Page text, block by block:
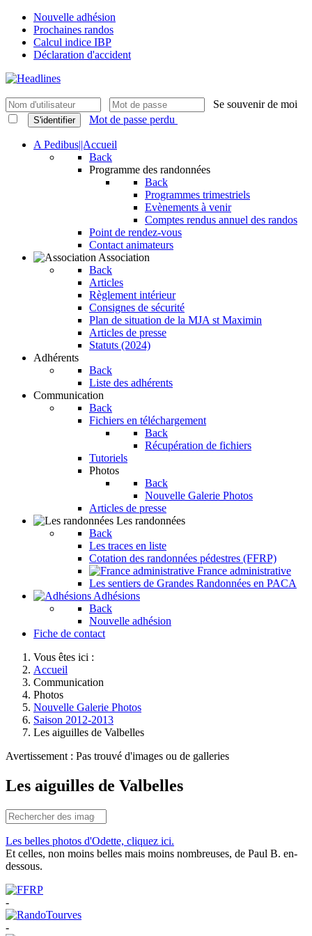
Nouvelle adhésion
Prochaines randos
Calcul indice IBP
Déclaration d'accident
Se souvenir de moi
S'identifier Mot de passe perdu
A Pedibus||Accueil
Back
Programme des randonnées
Back
Programmes trimestriels
Evènements à venir
Comptes rendus annuel des randos
Point de rendez-vous
Contact animateurs
Association
Back
Articles
Règlement intérieur
Consignes de sécurité
Plan de situation de la MJA st Maximin
Articles de presse
Statuts (2024)
Adhérents
Back
Liste des adhérents
Communication
Back
Fichiers en téléchargement
Back
Récupération de fichiers
Tutoriels
Photos
Back
Nouvelle Galerie Photos
Articles de presse
Les randonnées
Back
Les traces en liste
Cotation des randonnées pédestres (FFRP)
France administrative
Les sentiers de Grandes Randonnées en PACA
Adhésions
Back
Nouvelle adhésion
Fiche de contact
Vous êtes ici :
Accueil
Communication
Photos
Nouvelle Galerie Photos
Saison 2012-2013
Les aiguilles de Valbelles
Avertissement : Pas trouvé d'images ou de galleries
Les aiguilles de Valbelles
Les belles photos d'Odette, cliquez ici.
Et celles, non moins belles mais moins nombreuses, de Paul B. en-
dessous.
-
-